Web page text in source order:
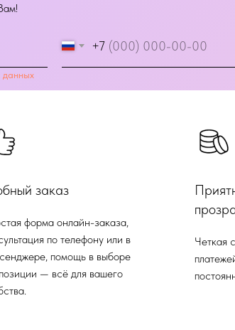
+7
данных
заказ
форма онлайн-заказа,
по телефону или в
помощь в выборе
— всё для вашего
Четкая